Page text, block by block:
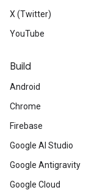
X (Twitter)
YouTube
Build
Android
Chrome
Firebase
Google AI Studio
Google Antigravity
Google Cloud